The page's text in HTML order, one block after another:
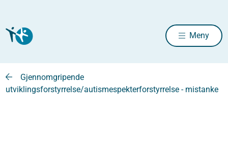
Meny
Gjennomgripende
utviklingsforstyrrelse/autismespekterforstyrrelse - mistanke